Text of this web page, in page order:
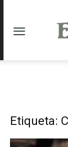
Etiqueta: